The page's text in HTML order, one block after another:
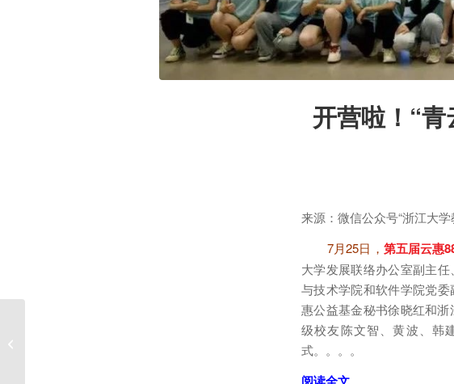
开营啦！“
来源：微信公众号“浙江大学
7月25日， 第五届云惠
大学发展联络办公室副主
与技术学院和软件学院党
惠公益基金秘书徐晓红和
级校友陈文智、黄波、韩
式。。。。